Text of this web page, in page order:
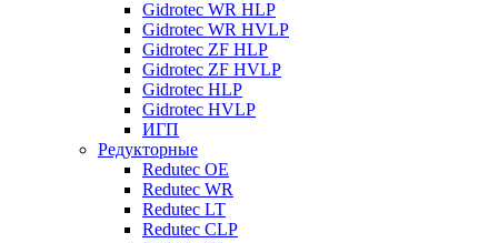
Gidrotec WR HLP
Gidrotec WR HVLP
Gidrotec ZF HLP
Gidrotec ZF HVLP
Gidrotec HLP
Gidrotec HVLP
ИГП
Редукторные
Redutec OE
Redutec WR
Redutec LT
Redutec CLP